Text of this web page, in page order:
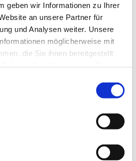
geben wir Informationen zu Ihrer
an unsere Partner für
und Analysen weiter. Unsere
möglicherweise mit
die Sie ihnen bereitgestellt
Sie auch